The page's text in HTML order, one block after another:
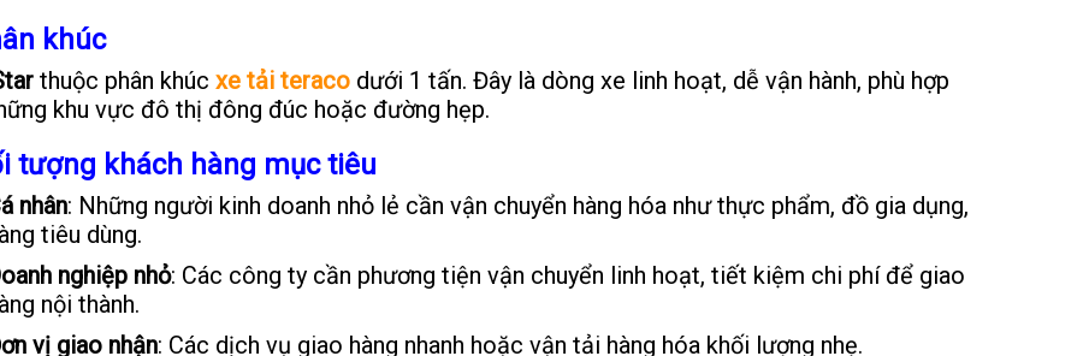
khúc
thuộc phân khúc xe tải teraco dưới 1 tấn. Đây là dòng xe linh hoạt, dễ vận hành, phù hợp
khu vực đô thị đông đúc hoặc đường hẹp.
tượng khách hàng mục tiêu
nhân: Những người kinh doanh nhỏ lẻ cần vận chuyển hàng hóa như thực phẩm, đồ gia dụng,
tiêu dùng.
nghiệp nhỏ: Các công ty cần phương tiện vận chuyển linh hoạt, tiết kiệm chi phí để giao
nội thành.
vị giao nhận: Các dịch vụ giao hàng nhanh hoặc vận tải hàng hóa khối lượng nhẹ.